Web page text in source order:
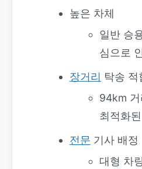
높은 차체
일반 승
심으로
장거리 탁송 적
94km 거
최적화
전문 기사 배정
대형 차